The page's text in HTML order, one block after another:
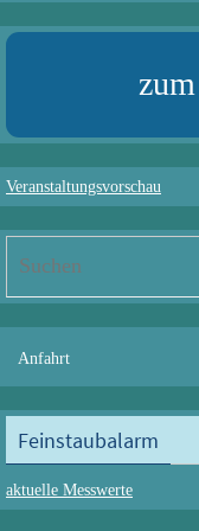
Veranstaltungsvorschau
Anfahrt
Feinstaubalarm
aktuelle Messwerte